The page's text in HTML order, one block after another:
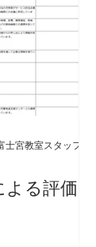
よる評価
士宮教室スタッフ